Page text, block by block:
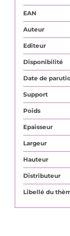
EAN
Auteur
Editeur
Disponibilité
Date de
Support
Poids
Epaisseur
Largeur
Hauteur
Distributeur
Libellé du